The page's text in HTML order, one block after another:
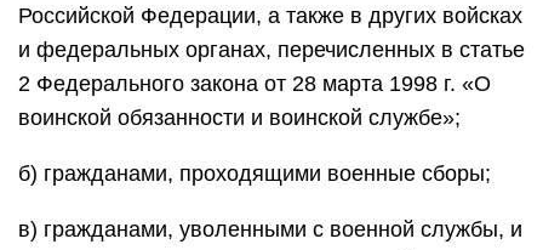
Российской Федерации, а также в других войсках
и федеральных органах, перечисленных в статье
2 Федерального закона от 28 марта 1998 г. «О
воинской обязанности и воинской службе»;
б) гражданами, проходящими военные сборы;
в) гражданами, уволенными с военной службы, и